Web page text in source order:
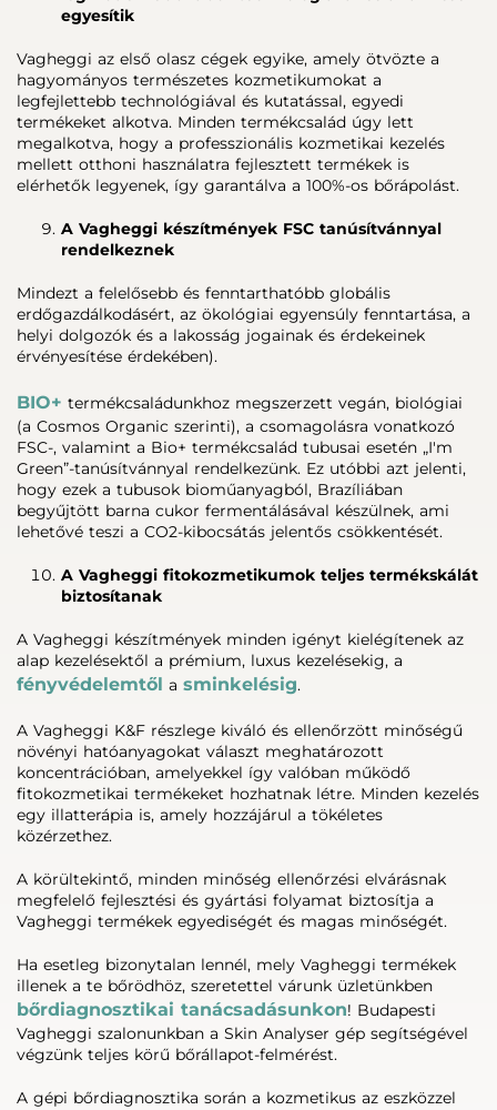
egyesítik
Vagheggi az első olasz cégek egyike, amely ötvözte a
hagyományos természetes kozmetikumokat a
legfejlettebb technológiával és kutatással, egyedi
termékeket alkotva. Minden termékcsalád úgy lett
megalkotva, hogy a professzionális kozmetikai kezelés
mellett otthoni használatra fejlesztett termékek is
elérhetők legyenek, így garantálva a 100%-os bőrápolást.
A Vagheggi készítmények FSC tanúsítvánnyal
rendelkeznek
Mindezt a felelősebb és fenntarthatóbb globális
erdőgazdálkodásért, az ökológiai egyensúly fenntartása, a
helyi dolgozók és a lakosság jogainak és érdekeinek
érvényesítése érdekében).
BIO+ termékcsaládunkhoz megszerzett vegán, biológiai
(a Cosmos Organic szerinti), a csomagolásra vonatkozó
FSC-, valamint a Bio+ termékcsalád tubusai esetén „I'm
Green”-tanúsítvánnyal rendelkezünk. Ez utóbbi azt jelenti,
hogy ezek a tubusok bioműanyagból, Brazíliában
begyűjtött barna cukor fermentálásával készülnek, ami
lehetővé teszi a CO2-kibocsátás jelentős csökkentését.
A Vagheggi fitokozmetikumok teljes termékskálát
biztosítanak
A Vagheggi készítmények minden igényt kielégítenek az
alap kezelésektől a prémium, luxus kezelésekig, a
fényvédelemtől a sminkelésig.
A Vagheggi K&F részlege kiváló és ellenőrzött minőségű
növényi hatóanyagokat választ meghatározott
koncentrációban, amelyekkel így valóban működő
fitokozmetikai termékeket hozhatnak létre. Minden kezelés
egy illatterápia is, amely hozzájárul a tökéletes
közérzethez.
A körültekintő, minden minőség ellenőrzési elvárásnak
megfelelő fejlesztési és gyártási folyamat biztosítja a
Vagheggi termékek egyediségét és magas minőségét.
Ha esetleg bizonytalan lennél, mely Vagheggi termékek
illenek a te bőrödhöz, szeretettel várunk üzletünkben
bőrdiagnosztikai tanácsadásunkon! Budapesti
Vagheggi szalonunkban a Skin Analyser gép segítségével
végzünk teljes körű bőrállapot-felmérést.
A gépi bőrdiagnosztika során a kozmetikus az eszközzel